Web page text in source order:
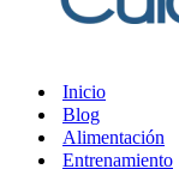
Inicio
Blog
Alimentación
Entrenamiento